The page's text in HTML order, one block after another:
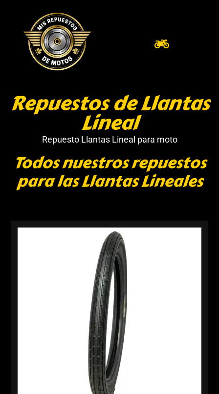
Repuestos de Llantas
Lineal
Repuesto Llantas Lineal para moto
Todos nuestros repuestos
para las Llantas Lineales